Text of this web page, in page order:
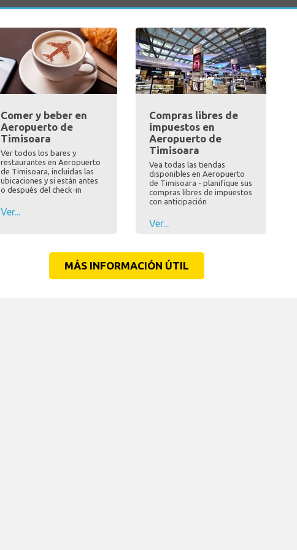
Comer y beber en
Aeropuerto de
Timisoara
Ver todos los bares y
restaurantes en Aeropuerto
de Timisoara, incluidas las
ubicaciones y si están antes
o después del check-in
Ver...
Compras libres de
impuestos en
Aeropuerto de
Timisoara
Vea todas las tiendas
disponibles en Aeropuerto
de Timisoara - planifique sus
compras libres de impuestos
con anticipación
Ver...
MÁS INFORMACIÓN ÚTIL